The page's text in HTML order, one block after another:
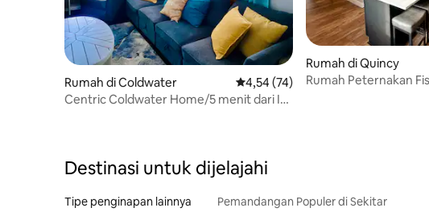
Rumah di Coldwater Nilai rata-rata 4,54 dari 5, 74 ulasan
4,54 (74)
Centric Coldwater Home/5 menit dari I-
Rumah di Quincy
Rumah Peternakan
Destinasi untuk dijelajahi
Tipe penginapan lainnya Pemandangan Populer di Sekitar